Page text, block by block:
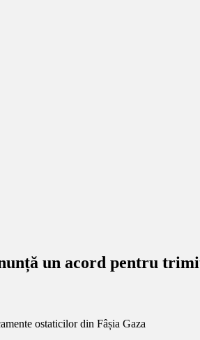
un acord pentru